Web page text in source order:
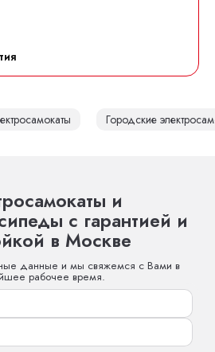
Городские
и
с гарантией и
в Москве
данные и мы свяжемся с Вами в
рабочее время.